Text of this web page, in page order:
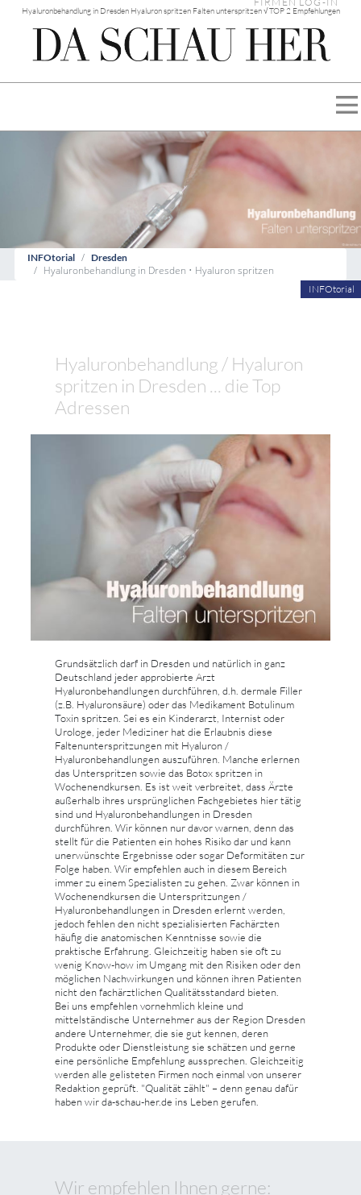
Hyaluronbehandlung in Dresden Hyaluron spritzen Falten unterspritzen √ TOP 2 Empfehlungen
INFOtorial Dresden
Hyaluronbehandlung in Dresden • Hyaluron spritzen
INFOtorial
Hyaluronbehandlung / Hyaluron
spritzen in Dresden ... die Top
Adressen
Grundsätzlich darf in Dresden und natürlich in ganz
Deutschland jeder approbierte Arzt
Hyaluronbehandlungen durchführen, d.h. dermale Filler
(z.B. Hyaluronsäure) oder das Medikament Botulinum
Toxin spritzen. Sei es ein Kinderarzt, Internist oder
Urologe, jeder Mediziner hat die Erlaubnis diese
Faltenunterspritzungen mit Hyaluron /
Hyaluronbehandlungen auszuführen. Manche erlernen
das Unterspritzen sowie das Botox spritzen in
Wochenendkursen. Es ist weit verbreitet, dass Ärzte
außerhalb ihres ursprünglichen Fachgebietes hier tätig
sind und Hyaluronbehandlungen in Dresden
durchführen. Wir können nur davor warnen, denn das
stellt für die Patienten ein hohes Risiko dar und kann
unerwünschte Ergebnisse oder sogar Deformitäten zur
Folge haben. Wir empfehlen auch in diesem Bereich
immer zu einem Spezialisten zu gehen. Zwar können in
Wochenendkursen die Unterspritzungen /
Hyaluronbehandlungen in Dresden erlernt werden,
jedoch fehlen den nicht spezialisierten Fachärzten
häufig die anatomischen Kenntnisse sowie die
praktische Erfahrung. Gleichzeitig haben sie oft zu
wenig Know-how im Umgang mit den Risiken oder den
möglichen Nachwirkungen und können ihren Patienten
nicht den fachärztlichen Qualitätsstandard bieten.
Bei uns empfehlen vornehmlich kleine und
mittelständische Unternehmer aus der Region Dresden
andere Unternehmer, die sie gut kennen, deren
Produkte oder Dienstleistung sie schätzen und gerne
eine persönliche Empfehlung aussprechen. Gleichzeitig
werden alle gelisteten Firmen noch einmal von unserer
Redaktion geprüft. "Qualität zählt" – denn genau dafür
haben wir da-schau-her.de ins Leben gerufen.
Wir empfehlen Ihnen gerne: